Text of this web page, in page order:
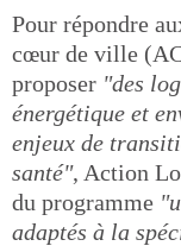
Pour répondre
cœur de ville
proposer "des
énergétique et
enjeux de
santé", Action
du programme
adaptés à la